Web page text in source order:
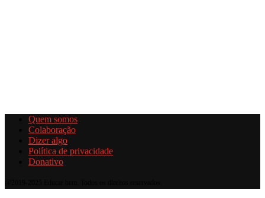
Quem somos
Colaboração
Dizer algo
Política de privacidade
Donativo